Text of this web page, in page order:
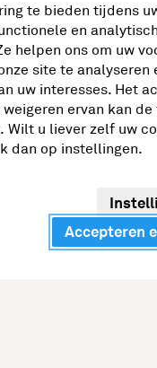
te bieden tijdens
en
helpen ons om uw
site te analyseren
uw interesses. Het
ervan kan
Wilt u liever zelf uw
dan op instellingen.
Accepteren